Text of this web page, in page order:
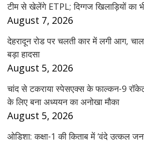
टीम से खेलेंगे ETPL; दिग्गज खिलाड़ियों का
August 7, 2026
देहरादून रोड पर चलती कार में लगी आग,
बड़ा हादसा
August 5, 2026
चांद से टकराया स्पेसएक्स के फाल्कन-9 रॉकेट
के लिए बना अध्ययन का अनोखा मौका
August 5, 2026
ओडिशा: कक्षा-1 की किताब में ‘वंदे उत्कल